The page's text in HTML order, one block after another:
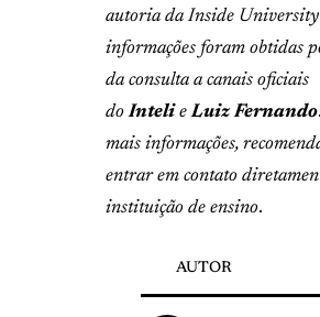
autoria da Inside University
informações foram obtidas
da consulta a canais oficiais
doInteli eLuiz Fernando
mais informações,
entrar em contato
instituição de ensino.
AUTOR